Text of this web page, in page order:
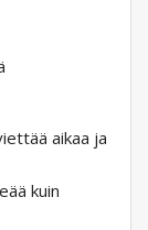
aikaa ja
kuin